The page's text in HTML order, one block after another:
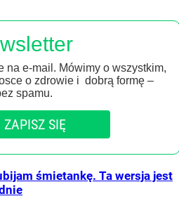
na e-mail. Mówimy o wszystkim,
o zdrowie i dobrą formę –
spamu.
ZAPISZ SIĘ
śmietankę. Ta wersja jest